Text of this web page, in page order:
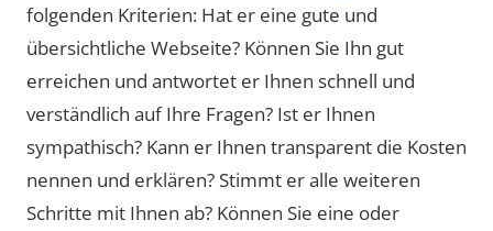
folgenden Kriterien: Hat er eine gute und
übersichtliche Webseite? Können Sie Ihn gut
erreichen und antwortet er Ihnen schnell und
verständlich auf Ihre Fragen? Ist er Ihnen
sympathisch? Kann er Ihnen transparent die Kosten
nennen und erklären? Stimmt er alle weiteren
Schritte mit Ihnen ab? Können Sie eine oder